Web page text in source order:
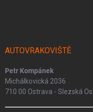
AUTOVRAKOVIŠTĚ
Petr Kompánek
Michálkovická 2036
710 00 Ostrava - Slezská